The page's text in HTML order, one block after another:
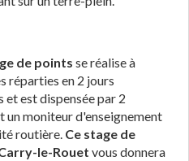
de points se réalise à
réparties en 2 jours
est dispensée par 2
un moniteur d'enseignement
routière. Ce stage de
le-Rouet vous donnera